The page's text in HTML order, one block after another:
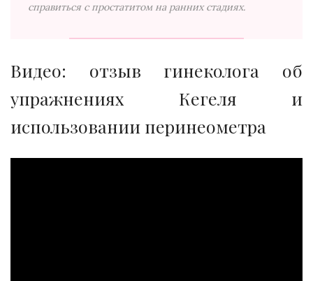
справиться с простатитом на ранних стадиях.
Видео: отзыв гинеколога об
упражнениях Кегеля и
использовании перинеометра